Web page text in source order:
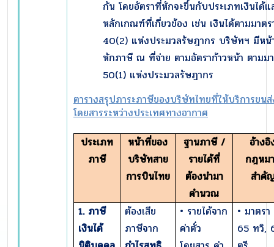
กัน โดยอัตราที่หักจะขึ้นกับประเภทเงินได้แ
หลักเกณฑ์ที่เกี่ยวข้อง เช่น เงินได้ตามมาตร
40(2) แห่งประมวลรัษฎากร บริษัทฯ มีหน้
หักภาษี ณ ที่จ่าย ตามอัตราก้าวหน้า ตามม
50(1) แห่งประมวลรัษฎากร
ตารางสรุปภาระภาษีของบริษัทไทยที่ให้บริการขน
โดยสารระหว่างประเทศทางอากาศ
ประเภท
ภาษี
หน้าที่ของ
บริษัทสาย
การบินไทย
ฐานภาษี /
รายได้ที่
ต้องนำมา
คำนวณ
อ้างอิ
กฎหม
สำคั
1. ภาษี
เงินได้
ต้องเสีย
ภาษีจาก
• รายได้จาก
ค่าตั๋ว
• มาตร
65 ทวิ,